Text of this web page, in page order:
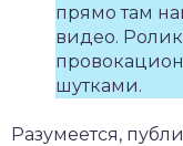
прямо там
видео.
шутками.
Разумеется,